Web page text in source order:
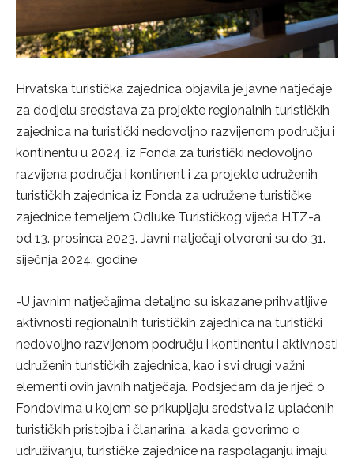
Hrvatska turistička zajednica objavila je javne natječaje
za dodjelu sredstava za projekte regionalnih turističkih
zajednica na turistički nedovoljno razvijenom području i
kontinentu u 2024. iz Fonda za turistički nedovoljno
razvijena područja i kontinent i za projekte udruženih
turističkih zajednica iz Fonda za udružene turističke
zajednice temeljem Odluke Turističkog vijeća HTZ-a
od 13. prosinca 2023. Javni natječaji otvoreni su do 31.
siječnja 2024. godine
-U javnim natječajima detaljno su iskazane prihvatljive
aktivnosti regionalnih turističkih zajednica na turistički
nedovoljno razvijenom području i kontinentu i aktivnosti
udruženih turističkih zajednica, kao i svi drugi važni
elementi ovih javnih natječaja. Podsjećam da je riječ o
Fondovima u kojem se prikupljaju sredstva iz uplaćenih
turističkih pristojba i članarina, a kada govorimo o
udruživanju, turističke zajednice na raspolaganju imaju